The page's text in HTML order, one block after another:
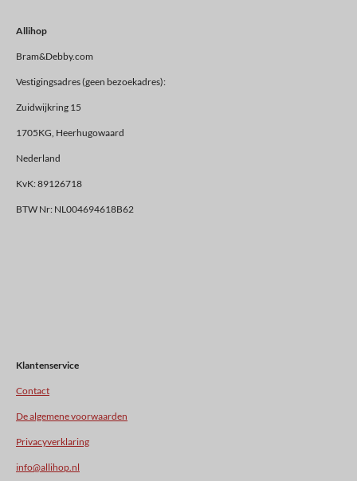
Allihop
Bram&Debby.com
Vestigingsadres (geen bezoekadres):
Zuidwijkring 15
1705KG, Heerhugowaard
Nederland
KvK: 89126718
BTW Nr: NL004694618B62
Klantenservice
Contact
De algemene voorwaarden
Privacyverklaring
info@allihop.nl